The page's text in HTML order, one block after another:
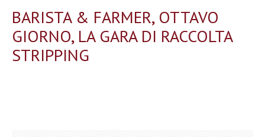
BARISTA & FARMER, OTTAVO
GIORNO, LA GARA DI RACCOLTA
STRIPPING